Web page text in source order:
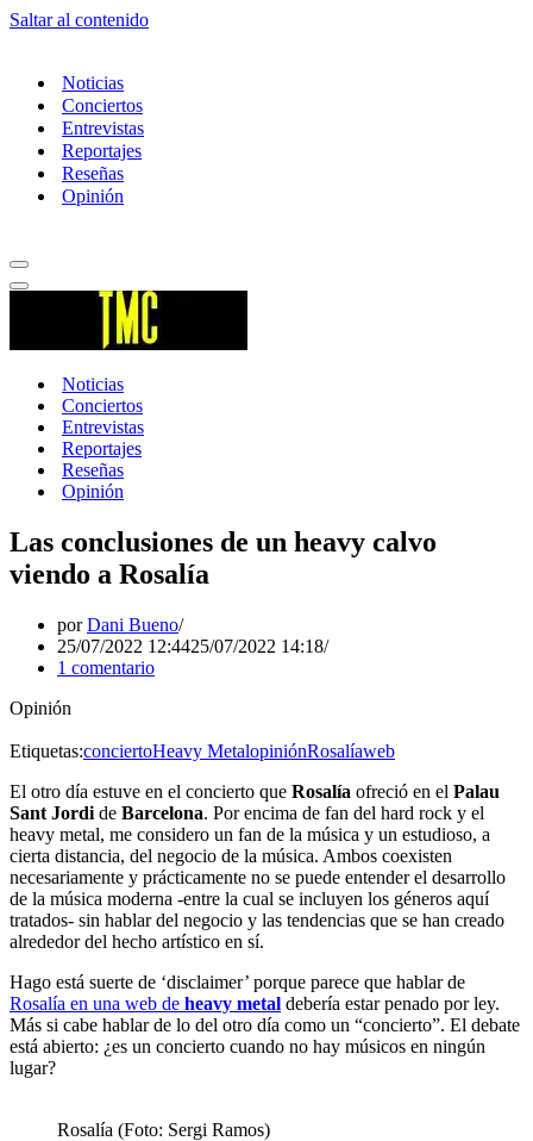
Saltar al contenido
Noticias
Conciertos
Entrevistas
Reportajes
Reseñas
Opinión
Menú
de
Menú
Noticias
Conciertos
Entrevistas
Reportajes
Reseñas
Opinión
Las conclusiones de un heavy calvo
viendo a Rosalía
porDani Bueno
25/07/2022 12:4425/07/2022 14:18
1 comentario
Opinión
Etiquetas:conciertoHeavy MetalopiniónRosalíaweb
El otro día estuve en el concierto que Rosalía ofreció en el Palau
Sant Jordi de Barcelona. Por encima de fan del hard rock y el
heavy metal, me considero un fan de la música y un estudioso, a
cierta distancia, del negocio de la música. Ambos coexisten
necesariamente y prácticamente no se puede entender el desarrollo
de la música moderna -entre la cual se incluyen los géneros aquí
tratados- sin hablar del negocio y las tendencias que se han creado
alrededor del hecho artístico en sí.
Hago está suerte de ‘disclaimer’ porque parece que hablar de
Rosalía en una web de heavy metal debería estar penado por ley.
Más si cabe hablar de lo del otro día como un “concierto”. El debate
está abierto: ¿es un concierto cuando no hay músicos en ningún
lugar?
Rosalía (Foto: Sergi Ramos)